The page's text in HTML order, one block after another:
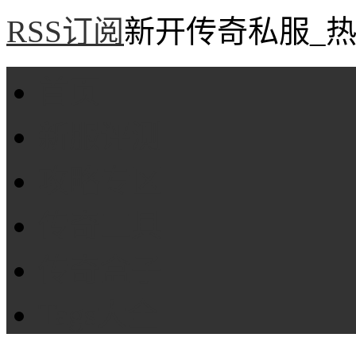
RSS订阅新开传奇私服_